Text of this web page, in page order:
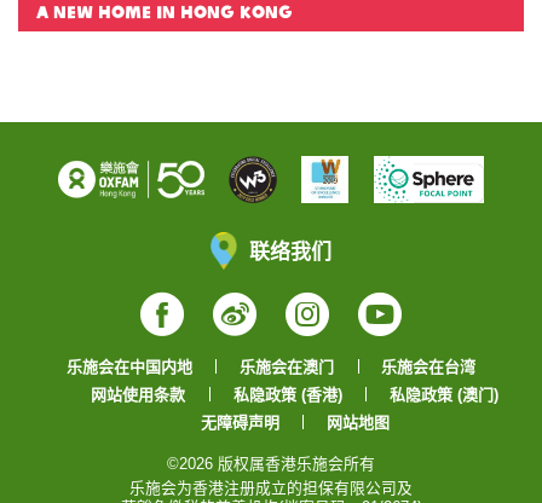
A New Home in Hong Kong
联络我们
Facebook
WeiboInstagram
YouTube
乐施会在中国内地 乐施会在澳门
乐施会在台湾
网站使用条款
私隐政策 (香港)
私隐政策 (澳门)
无障碍声明
网站地图
©2026 版权属香港乐施会所有
乐施会为香港注册成立的担保有限公司及